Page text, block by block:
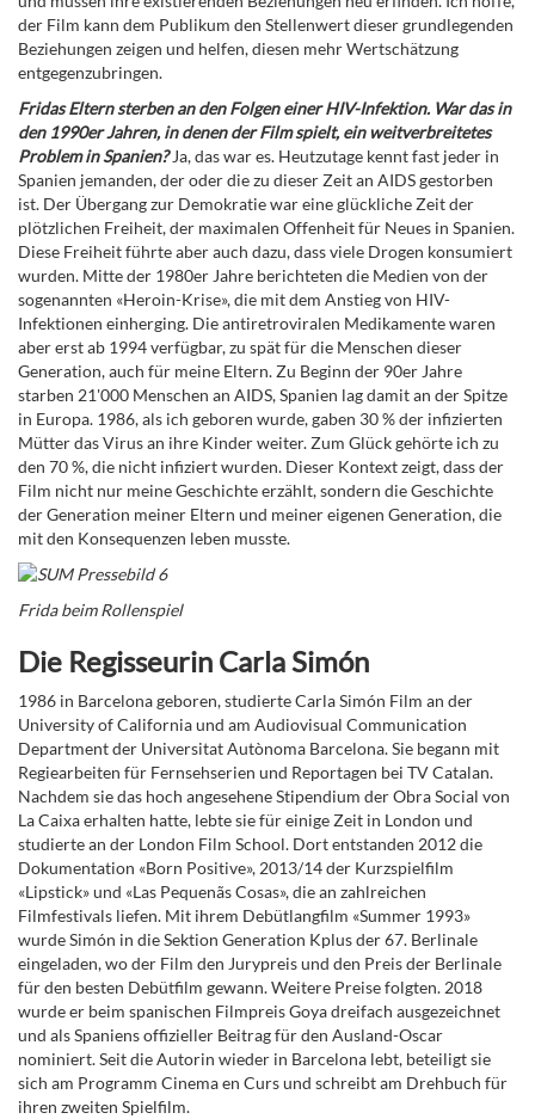
der Film kann dem Publikum den Stellenwert dieser grundlegenden
Beziehungen zeigen und helfen, diesen mehr Wertschätzung
entgegenzubringen.
Fridas Eltern sterben an den Folgen einer HIV-Infektion. War das in
den 1990er Jahren, in denen der Film spielt, ein weitverbreitetes
Problem in Spanien?Ja, das war es. Heutzutage kennt fast jeder in
Spanien jemanden, der oder die zu dieser Zeit an AIDS gestorben
ist. Der Übergang zur Demokratie war eine glückliche Zeit der
plötzlichen Freiheit, der maximalen Offenheit für Neues in Spanien.
Diese Freiheit führte aber auch dazu, dass viele Drogen konsumiert
wurden. Mitte der 1980er Jahre berichteten die Medien von der
sogenannten «Heroin-Krise», die mit dem Anstieg von HIV-
Infektionen einherging. Die antiretroviralen Medikamente waren
aber erst ab 1994 verfügbar, zu spät für die Menschen dieser
Generation, auch für meine Eltern. Zu Beginn der 90er Jahre
starben 21'000 Menschen an AIDS, Spanien lag damit an der Spitze
in Europa. 1986, als ich geboren wurde, gaben 30 % der infizierten
Mütter das Virus an ihre Kinder weiter. Zum Glück gehörte ich zu
den 70 %, die nicht infiziert wurden. Dieser Kontext zeigt, dass der
Film nicht nur meine Geschichte erzählt, sondern die Geschichte
der Generation meiner Eltern und meiner eigenen Generation, die
mit den Konsequenzen leben musste.
Frida beim Rollenspiel
Die Regisseurin Carla Simón
1986 in Barcelona geboren, studierte Carla Simón Film an der
University of California und am Audiovisual Communication
Department der Universitat Autònoma Barcelona. Sie begann mit
Regiearbeiten für Fernsehserien und Reportagen bei TV Catalan.
Nachdem sie das hoch angesehene Stipendium der Obra Social von
La Caixa erhalten hatte, lebte sie für einige Zeit in London und
studierte an der London Film School. Dort entstanden 2012 die
Dokumentation «Born Positive», 2013/14 der Kurzspielfilm
«Lipstick» und «Las Pequenãs Cosas», die an zahlreichen
Filmfestivals liefen. Mit ihrem Debütlangfilm «Summer 1993»
wurde Simón in die Sektion Generation Kplus der 67. Berlinale
eingeladen, wo der Film den Jurypreis und den Preis der Berlinale
für den besten Debütfilm gewann. Weitere Preise folgten. 2018
wurde er beim spanischen Filmpreis Goya dreifach ausgezeichnet
und als Spaniens offizieller Beitrag für den Ausland-Oscar
nominiert. Seit die Autorin wieder in Barcelona lebt, beteiligt sie
sich am Programm Cinema en Curs und schreibt am Drehbuch für
ihren zweiten Spielfilm.